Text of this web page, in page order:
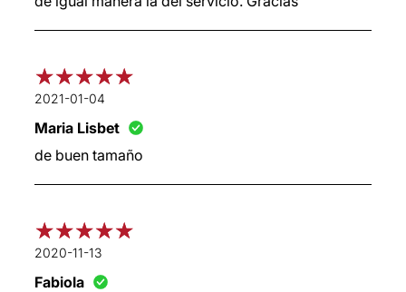
2021-01-04
Maria Lisbet
de buen tamaño
2020-11-13
Fabiola